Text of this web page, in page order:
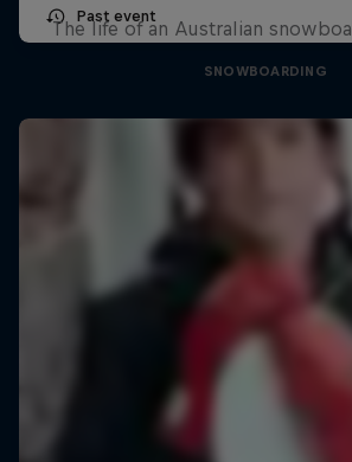
Past event
The life of an Australian
SNOWBOARDING